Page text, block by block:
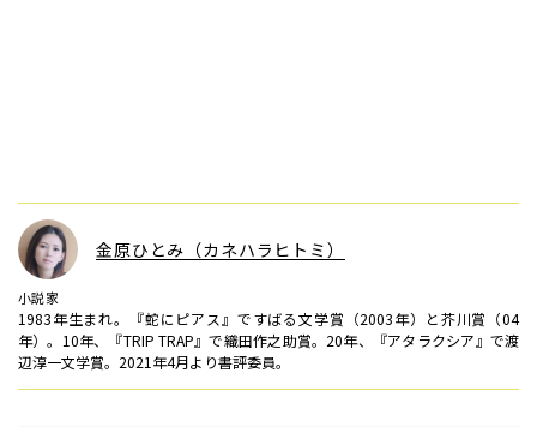
金原ひとみ（カネハラヒトミ）
小説家
1983年生まれ。『蛇にピアス』ですばる文学賞（2003年）と芥川賞（04
年）。10年、『TRIP TRAP』で織田作之助賞。20年、『アタラクシア』で渡
辺淳一文学賞。2021年4月より書評委員。